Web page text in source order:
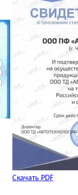
Скачать PDF